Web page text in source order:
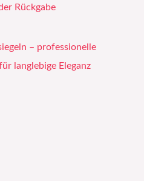
Rückgabe
– professionelle
langlebige Eleganz